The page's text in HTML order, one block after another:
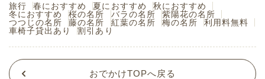
旅行 春におすすめ 夏におすすめ
秋におすすめ
冬におすすめ
桜の名所 バラの名所
紫陽花の名所
つつじの名所
藤の名所 紅葉の名所 梅の名所
利用料無料
車椅子貸出あり
割引あり
おでかけTOPへ戻る